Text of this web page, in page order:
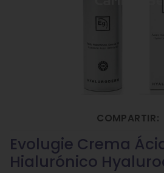
COMPARTIR:
Evolugie Crema
Hialurónico